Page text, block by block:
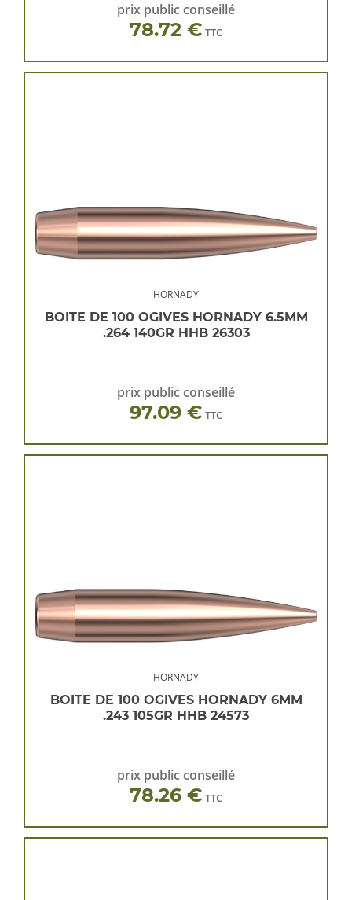
prix public conseillé
78.72 € TTC
HORNADY
BOITE DE 100 OGIVES HORNADY 6.5MM
.264 140GR HHB 26303
prix public conseillé
97.09 € TTC
HORNADY
BOITE DE 100 OGIVES HORNADY 6MM
.243 105GR HHB 24573
prix public conseillé
78.26 € TTC